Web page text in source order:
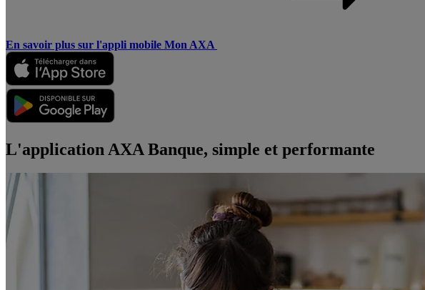
En savoir plus sur l'appli mobile Mon AXA
L'application AXA Banque, simple et performante